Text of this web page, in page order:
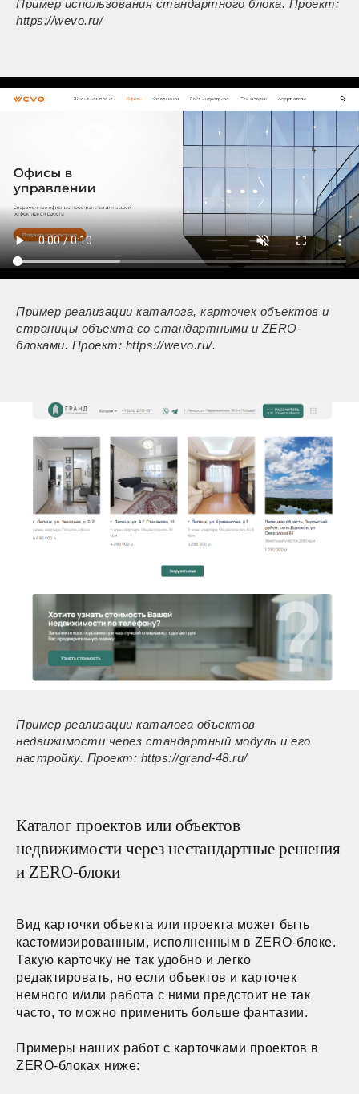
Пример использования стандартного блока. Проект:
https://wevo.ru/
Пример реализации каталога, карточек объектов и
страницы объекта со стандартными и ZERO-
блоками. Проект: https://wevo.ru/.
Пример реализации каталога объектов
недвижимости через стандартный модуль и его
настройку. Проект: https://grand-48.ru/
Каталог проектов или объектов
недвижимости через нестандартные решения
и ZERO-блоки
Вид карточки объекта или проекта может быть
кастомизированным, исполненным в ZERO-блоке.
Такую карточку не так удобно и легко
редактировать, но если объектов и карточек
немного и/или работа с ними предстоит не так
часто, то можно применить больше фантазии.
Примеры наших работ с карточками проектов в
ZERO-блоках ниже: